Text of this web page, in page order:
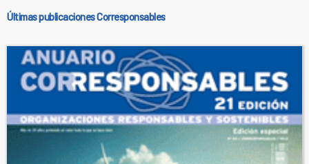
Últimas publicaciones Corresponsables